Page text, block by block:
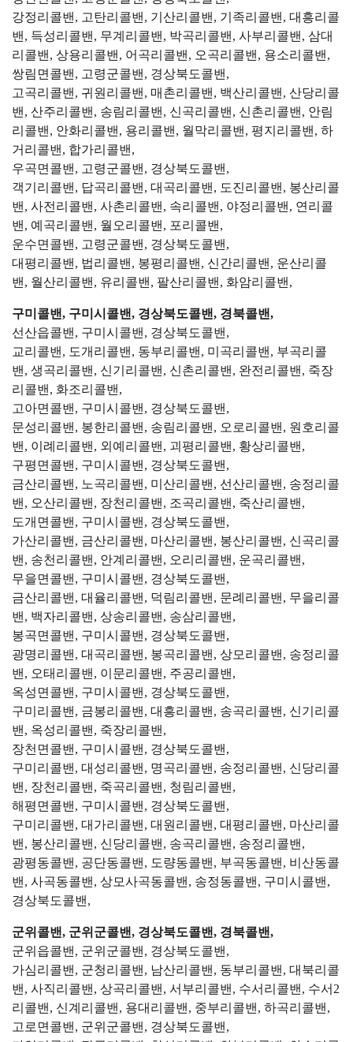
강정리콜밴, 고탄리콜밴, 기산리콜밴, 기족리콜밴, 대흥리콜
밴, 득성리콜밴, 무계리콜밴, 박곡리콜밴, 사부리콜밴, 삼대
리콜밴, 상용리콜밴, 어곡리콜밴, 오곡리콜밴, 용소리콜밴,
쌍림면콜밴, 고령군콜밴, 경상북도콜밴,
고곡리콜밴, 귀원리콜밴, 매촌리콜밴, 백산리콜밴, 산당리콜
밴, 산주리콜밴, 송림리콜밴, 신곡리콜밴, 신촌리콜밴, 안림
리콜밴, 안화리콜밴, 용리콜밴, 월막리콜밴, 평지리콜밴, 하
거리콜밴, 합가리콜밴,
우곡면콜밴, 고령군콜밴, 경상북도콜밴,
객기리콜밴, 답곡리콜밴, 대곡리콜밴, 도진리콜밴, 봉산리콜
밴, 사전리콜밴, 사촌리콜밴, 속리콜밴, 야정리콜밴, 연리콜
밴, 예곡리콜밴, 월오리콜밴, 포리콜밴,
운수면콜밴, 고령군콜밴, 경상북도콜밴,
대평리콜밴, 법리콜밴, 봉평리콜밴, 신간리콜밴, 운산리콜
밴, 월산리콜밴, 유리콜밴, 팔산리콜밴, 화암리콜밴,
구미콜밴, 구미시콜밴, 경상북도콜밴, 경북콜밴,
선산읍콜밴, 구미시콜밴, 경상북도콜밴,
교리콜밴, 도개리콜밴, 동부리콜밴, 미곡리콜밴, 부곡리콜
밴, 생곡리콜밴, 신기리콜밴, 신촌리콜밴, 완전리콜밴, 죽장
리콜밴, 화조리콜밴,
고아면콜밴, 구미시콜밴, 경상북도콜밴,
문성리콜밴, 봉한리콜밴, 송림리콜밴, 오로리콜밴, 원호리콜
밴, 이례리콜밴, 외예리콜밴, 괴평리콜밴, 황상리콜밴,
구평면콜밴, 구미시콜밴, 경상북도콜밴,
금산리콜밴, 노곡리콜밴, 미산리콜밴, 선산리콜밴, 송정리콜
밴, 오산리콜밴, 장천리콜밴, 조곡리콜밴, 죽산리콜밴,
도개면콜밴, 구미시콜밴, 경상북도콜밴,
가산리콜밴, 금산리콜밴, 마산리콜밴, 봉산리콜밴, 신곡리콜
밴, 송천리콜밴, 안계리콜밴, 오리리콜밴, 운곡리콜밴,
무을면콜밴, 구미시콜밴, 경상북도콜밴,
금산리콜밴, 대율리콜밴, 덕림리콜밴, 문례리콜밴, 무을리콜
밴, 백자리콜밴, 상송리콜밴, 송삼리콜밴,
봉곡면콜밴, 구미시콜밴, 경상북도콜밴,
광명리콜밴, 대곡리콜밴, 봉곡리콜밴, 상모리콜밴, 송정리콜
밴, 오태리콜밴, 이문리콜밴, 주공리콜밴,
옥성면콜밴, 구미시콜밴, 경상북도콜밴,
구미리콜밴, 금봉리콜밴, 대흥리콜밴, 송곡리콜밴, 신기리콜
밴, 옥성리콜밴, 죽장리콜밴,
장천면콜밴, 구미시콜밴, 경상북도콜밴,
구미리콜밴, 대성리콜밴, 명곡리콜밴, 송정리콜밴, 신당리콜
밴, 장천리콜밴, 죽곡리콜밴, 청림리콜밴,
해평면콜밴, 구미시콜밴, 경상북도콜밴,
구미리콜밴, 대가리콜밴, 대원리콜밴, 대평리콜밴, 마산리콜
밴, 봉산리콜밴, 신당리콜밴, 송곡리콜밴, 송정리콜밴,
광평동콜밴, 공단동콜밴, 도량동콜밴, 부곡동콜밴, 비산동콜
밴, 사곡동콜밴, 상모사곡동콜밴, 송정동콜밴, 구미시콜밴,
경상북도콜밴,
군위콜밴, 군위군콜밴, 경상북도콜밴, 경북콜밴,
군위읍콜밴, 군위군콜밴, 경상북도콜밴,
가심리콜밴, 군청리콜밴, 남산리콜밴, 동부리콜밴, 대북리콜
밴, 사직리콜밴, 상곡리콜밴, 서부리콜밴, 수서리콜밴, 수서2
리콜밴, 신계리콜밴, 용대리콜밴, 중부리콜밴, 하곡리콜밴,
고로면콜밴, 군위군콜밴, 경상북도콜밴,